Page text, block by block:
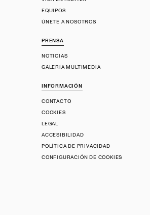
EQUIPOS
ÚNETE A NOSOTROS
PRENSA
NOTICIAS
GALERÍA MULTIMEDIA
INFORMACIÓN
CONTACTO
COOKIES
LEGAL
ACCESIBILIDAD
POLÍTICA DE PRIVACIDAD
CONFIGURACIÓN DE COOKIES